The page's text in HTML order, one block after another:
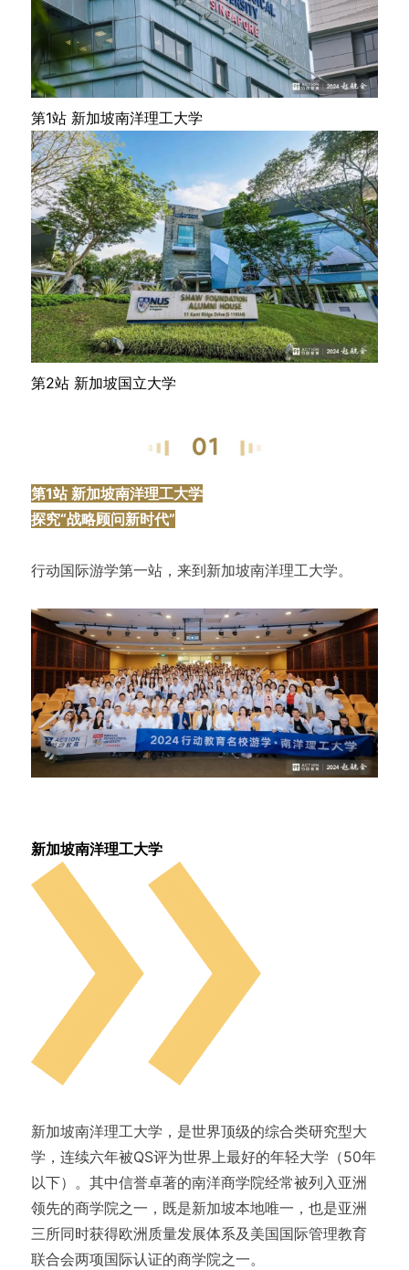
第1站 新加坡南洋理工大学
第2站 新加坡国立大学
第1站 新加坡南洋理工大学
探究“战略顾问新时代”
行动国际游学第一站，来到新加坡南洋理工大学。
新加坡南洋理工大学
新加坡南洋理工大学，是世界顶级的综合类研究型大
学，连续六年被QS评为世界上最好的年轻大学（50年
以下）。其中信誉卓著的南洋商学院经常被列入亚洲
领先的商学院之一，既是新加坡本地唯一，也是亚洲
三所同时获得欧洲质量发展体系及美国国际管理教育
联合会两项国际认证的商学院之一。